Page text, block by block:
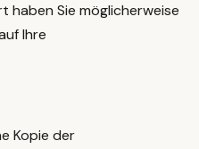
haben Sie möglicherweise
Ihre
Kopie der